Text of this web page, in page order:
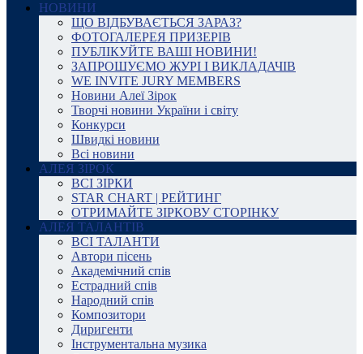
НОВИНИ
ЩО ВІДБУВАЄТЬСЯ ЗАРАЗ?
ФОТОГАЛЕРЕЯ ПРИЗЕРІВ
ПУБЛІКУЙТЕ ВАШІ НОВИНИ!
ЗАПРОШУЄМО ЖУРІ І ВИКЛАДАЧІВ
WE INVITE JURY MEMBERS
Новини Алеї Зірок
Творчі новини України і світу
Конкурси
Швидкі новини
Всі новини
АЛЕЯ ЗІРОК
ВСІ ЗІРКИ
STAR CHART | РЕЙТИНГ
ОТРИМАЙТЕ ЗІРКОВУ СТОРІНКУ
АЛЕЯ ТАЛАНТІВ
ВСІ ТАЛАНТИ
Автори пісень
Академічний спів
Естрадний спів
Народний спів
Композитори
Диригенти
Інструментальна музика